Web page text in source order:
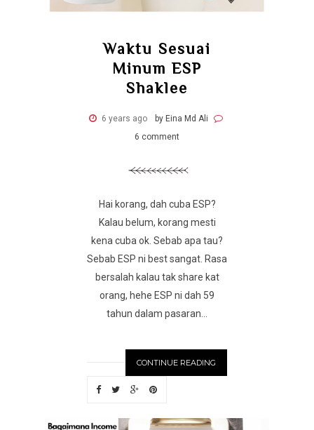
Waktu Sesuai
Minum ESP
Shaklee
6 years ago
by Eina Md Ali
6 comment
Hai korang, dah cuba ESP?
Kalau belum, korang mesti
kena cuba ok. Sebab apa tau?
Sebab ESP ni best sangat. Rasa
bersalah kalau tak share kat
orang, hehe ESP ni dah 59
tahun dalam pasaran...
CONTINUE READING